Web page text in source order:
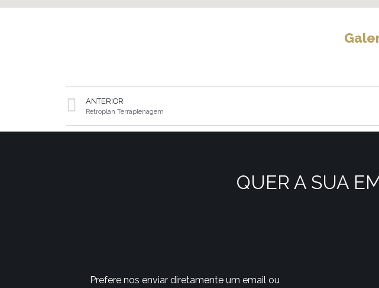
ANTERIOR
Retroplan Terraplenagem
QUER A SUA
Prefere nos enviar diretamente um email ou